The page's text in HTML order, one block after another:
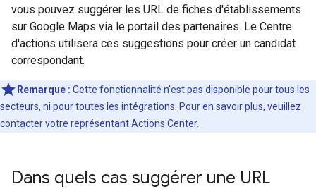
vous pouvez suggérer les URL de fiches d'établissements
sur Google Maps via le portail des partenaires. Le Centre
d'actions utilisera ces suggestions pour créer un candidat
correspondant.
Remarque : Cette fonctionnalité n'est pas disponible pour tous les
secteurs, ni pour toutes les intégrations. Pour en savoir plus, veuillez
contacter votre représentant Actions Center.
Dans quels cas suggérer une URL